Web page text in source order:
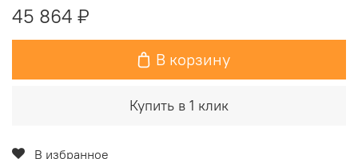
45 864 ₽
В корзину
Купить в 1 клик
В избранное